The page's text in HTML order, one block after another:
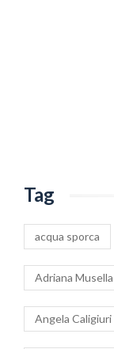
Tag
acqua sporca
Adriana Musella
Angela Caligiuri